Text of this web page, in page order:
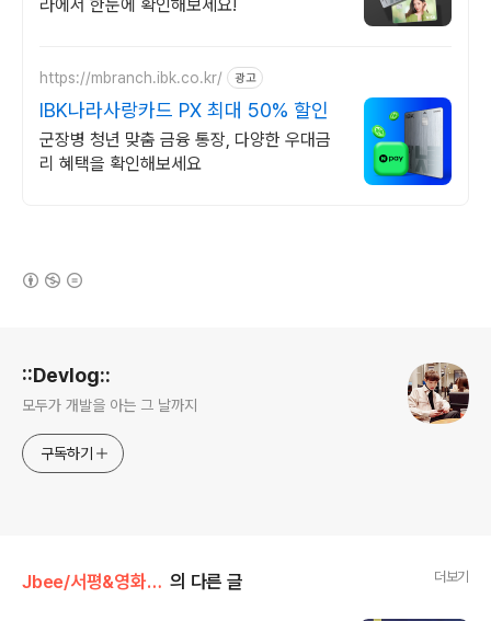
라에서 한눈에 확인해보세요!
https://mbranch.ibk.co.kr/ 광고
IBK나라사랑카드 PX 최대 50% 할인
군장병 청년 맞춤 금융 통장, 다양한 우대금
리 혜택을 확인해보세요
::Devlog::
모두가 개발을 아는 그 날까지
구독하기
Jbee/서평&영화&자격증 의 다른 글 더보기